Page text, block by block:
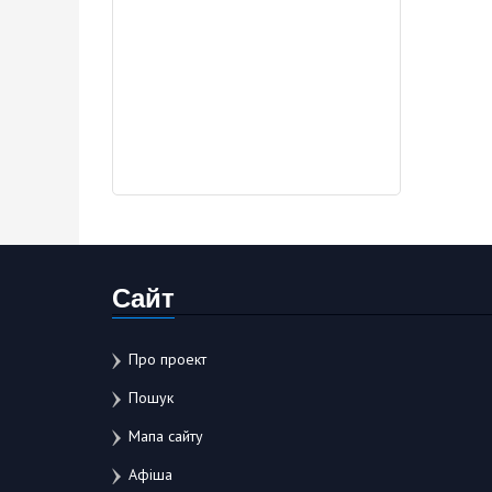
Сайт
Про проект
Пошук
Мапа сайту
Афіша